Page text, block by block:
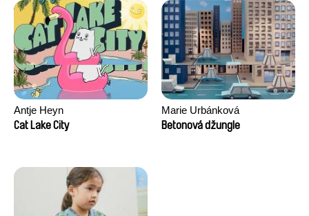
Antje Heyn
Cat Lake City
Marie Urbánková
Betonová džungle